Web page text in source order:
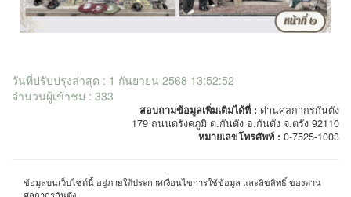
วันที่ปรับปรุงล่าสุด : 1 กันยายน 2568 13:52:52
จำนวนผู้เข้าชม : 333
สอบถามข้อมูลเพิ่มเติมได้ที่ : ด่านศุลกากรกันตัง
179 ถนนตรังคภูมิ ต.กันตัง อ.กันตัง จ.ตรัง 92110
หมายเลขโทรศัพท์ : 0-7525-1003
ข้อมูลบนเว็บไซต์นี้ อยู่ภายใต้ประกาศเงื่อนไขการใช้ข้อมูล และลิขสิทธิ์ ของด่าน